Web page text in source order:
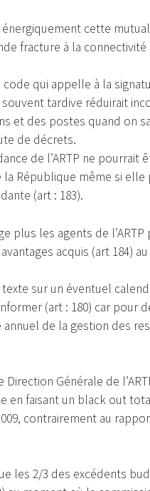
énergiquement cette
fracture à la
code qui appelle à la
tardive réduirait
et des postes quand on
de décrets.
de l’ARTP ne
République même si elle
(art : 183).
plus les agents de
acquis (art 184)
texte sur un éventuel
(art : 180) car pour
de la gestion des
Générale de
en faisant un black out
contrairement au
les 2/3 des excédents